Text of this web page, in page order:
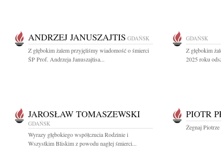
ANDRZEJ JANUSZAJTIS GDAŃSK
Z głębokim żalem przyjęliśmy wiadomość o śmierci
ŚP Prof. Andrzeja Januszajtisa...
GDAŃSK
Z głębokim
2025 roku
JAROSŁAW TOMASZEWSKI
GDAŃSK
Wyrazy głębokiego współczucia Rodzinie i
Wszystkim Bliskim z powodu nagłej śmierci...
PIOTR
Żegnaj